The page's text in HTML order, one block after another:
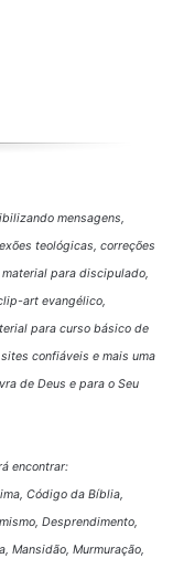
mensagens,
teológicas, correções
para discipulado,
art evangélico,
para curso básico de
confiáveis e mais uma
de Deus e para o Seu
encontrar:
Código da Bíblia,
Desprendimento,
Mansidão, Murmuração,